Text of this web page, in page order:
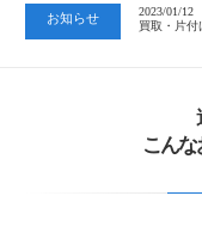
お知らせ
2023/01/12
買取・片
こん